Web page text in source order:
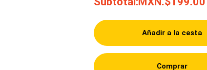
Añadir a la cesta
Comprar